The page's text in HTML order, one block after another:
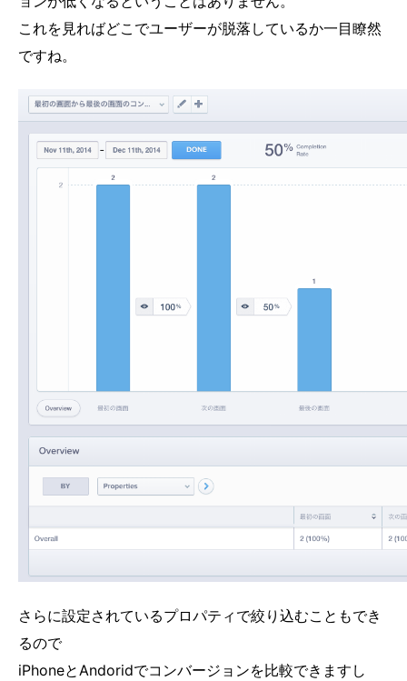
これを見ればどこでユーザーが脱落しているか一目瞭然
ですね。
さらに設定されているプロパティで絞り込むこともでき
るので
iPhoneとAndoridでコンバージョンを比較できますし